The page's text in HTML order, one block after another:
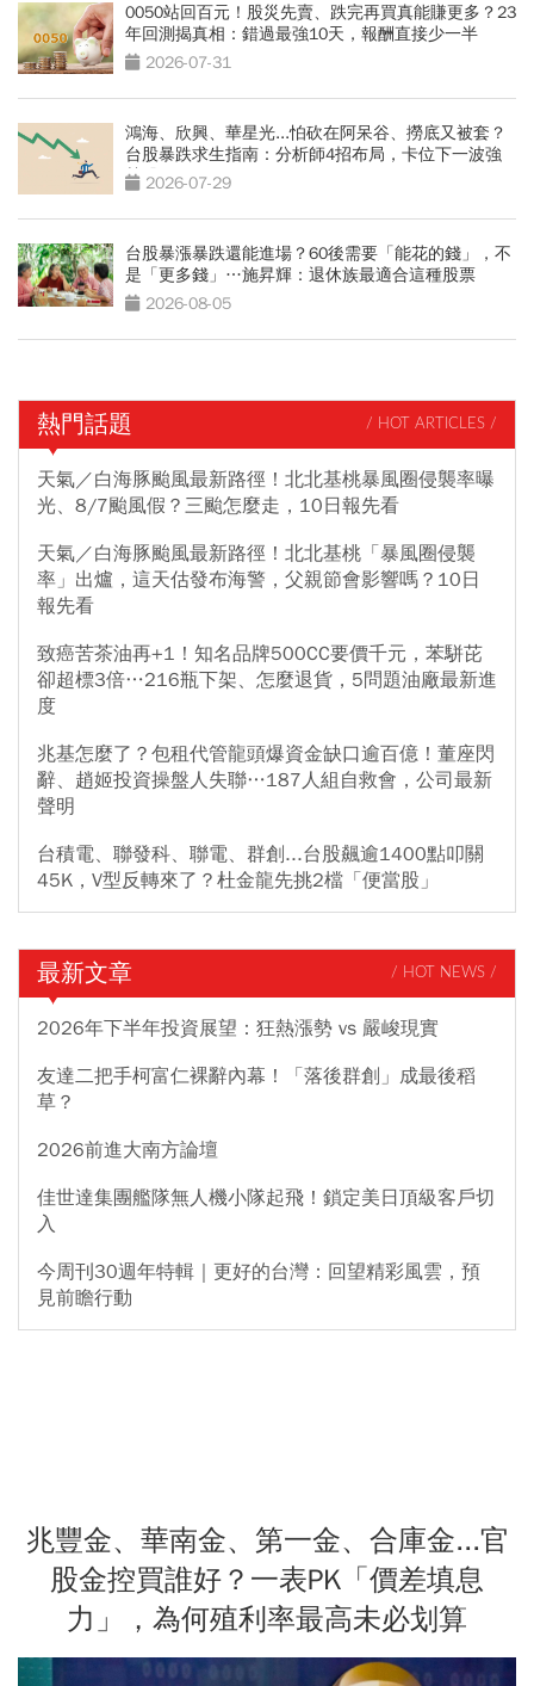
0050站回百元！股災先賣、跌完再買真能賺更多？23
年回測揭真相：錯過最強10天，報酬直接少一半
2026-07-31
鴻海、欣興、華星光...怕砍在阿呆谷、撈底又被套？
台股暴跌求生指南：分析師4招布局，卡位下一波強
勢股2026-07-29
台股暴漲暴跌還能進場？60後需要「能花的錢」，不
是「更多錢」…施昇輝：退休族最適合這種股票
2026-08-05
熱門話題 / HOT ARTICLES /
天氣／白海豚颱風最新路徑！北北基桃暴風圈侵襲率曝
光、8/7颱風假？三颱怎麼走，10日報先看
天氣／白海豚颱風最新路徑！北北基桃「暴風圈侵襲
率」出爐，這天估發布海警，父親節會影響嗎？10日
報先看
致癌苦茶油再+1！知名品牌500CC要價千元，苯駢芘
卻超標3倍…216瓶下架、怎麼退貨，5問題油廠最新進
度
兆基怎麼了？包租代管龍頭爆資金缺口逾百億！董座閃
辭、趙姬投資操盤人失聯…187人組自救會，公司最新
聲明
台積電、聯發科、聯電、群創...台股飆逾1400點叩關
45K，V型反轉來了？杜金龍先挑2檔「便當股」
最新文章 / HOT NEWS /
2026年下半年投資展望：狂熱漲勢 vs 嚴峻現實
友達二把手柯富仁裸辭內幕！「落後群創」成最後稻
草？
2026前進大南方論壇
佳世達集團艦隊無人機小隊起飛！鎖定美日頂級客戶切
入
今周刊30週年特輯｜更好的台灣：回望精彩風雲，預
見前瞻行動
兆豐金、華南金、第一金、合庫金...官
股金控買誰好？一表PK「價差填息
力」，為何殖利率最高未必划算